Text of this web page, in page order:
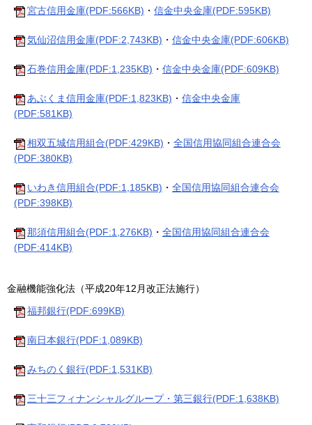
宮古信用金庫(PDF:566KB) ・ 信金中央金庫(PDF:595KB)
気仙沼信用金庫(PDF:2,743KB) ・ 信金中央金庫(PDF:606KB)
石巻信用金庫(PDF:1,235KB) ・ 信金中央金庫(PDF:609KB)
あぶくま信用金庫(PDF:1,823KB) ・ 信金中央金庫
(PDF:581KB)
相双五城信用組合(PDF:429KB) ・ 全国信用協同組合連合会
(PDF:380KB)
いわき信用組合(PDF:1,185KB) ・ 全国信用協同組合連合会
(PDF:398KB)
那須信用組合(PDF:1,276KB) ・ 全国信用協同組合連合会
(PDF:414KB)
金融機能強化法（平成20年12月改正法施行）
福邦銀行(PDF:699KB)
南日本銀行(PDF:1,089KB)
みちのく銀行(PDF:1,531KB)
三十三フィナンシャルグループ・第三銀行(PDF:1,638KB)